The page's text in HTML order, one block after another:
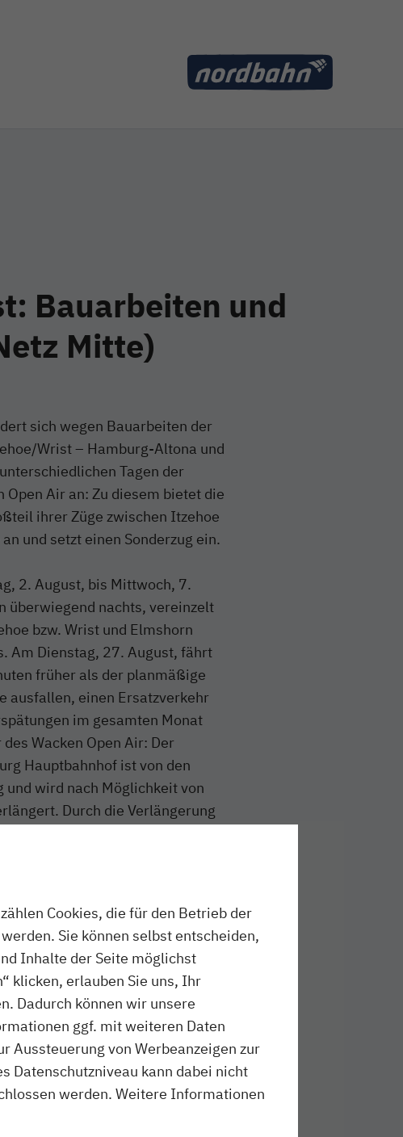
Bauarbeiten und
Mitte)
sich wegen Bauarbeiten der
Wrist – Hamburg-Altona und
Tagen der
Open Air an: Zu diesem bietet die
ihrer Züge zwischen Itzehoe
und setzt einen Sonderzug ein.
2. August, bis Mittwoch, 7.
überwiegend nachts, vereinzelt
bzw. Wrist und Elmshorn
Am Dienstag, 27. August, fährt
früher als der planmäßige
ausfallen, einen Ersatzverkehr
im gesamten Monat
Wacken Open Air: Der
Hauptbahnhof ist von den
wird nach Möglichkeit von
Durch die Verlängerung
bietet er Anschluss an
vor Reisebeginn über die
in den Bussen des
Hinweis für
bieten einen Niederflureinstieg.
benannt. Informationen zu
circa jeweils eine Woche
über den kostenfrei zu
Cookies, die für den Betrieb der
Sie können selbst entscheiden,
Inhalte der Seite möglichst
klicken, erlauben Sie uns, Ihr
Dadurch können wir unsere
ggf. mit weiteren Daten
Aussteuerung von Werbeanzeigen zur
Datenschutzniveau kann dabei nicht
werden. Weitere Informationen